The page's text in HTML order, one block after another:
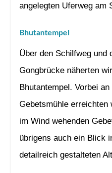
angelegten Uferweg am
Bhutantempel
Über den Schilfweg und
Gongbrücke näherten
Bhutantempel. Vorbei
Gebetsmühle erreichten
im Wind wehenden
übrigens auch ein Blick
detailreich gestalteten